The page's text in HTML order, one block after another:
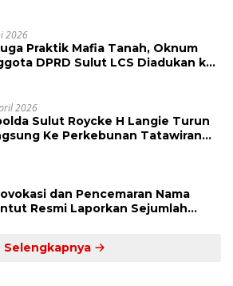
2026
Praktik Mafia Tanah, Oknum
DPRD Sulut LCS Diadukan ke
2026
Sulut Roycke H Langie Turun
Ke Perkebunan Tatawiran
dan Pencemaran Nama
Resmi Laporkan Sejumlah
Selengkapnya